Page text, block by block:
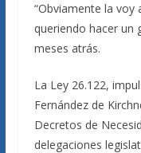
“Obviamente la
queriendo hacer un
meses atrás.
La Ley 26.122,
Fernández de
Decretos de
delegaciones